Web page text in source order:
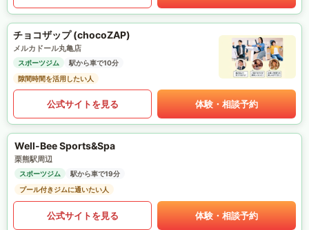
チョコザップ (chocoZAP)
メルカドール丸亀店
スポーツジム
駅から車で10分
隙間時間を活用したい人
公式サイトを見る 体験・相談予約
Well-Bee Sports&Spa
栗熊駅周辺
スポーツジム
駅から車で19分
プール付きジムに通いたい人
公式サイトを見る 体験・相談予約